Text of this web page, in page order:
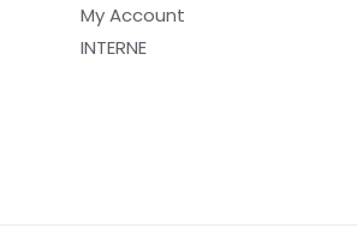
My Account
INTERNE